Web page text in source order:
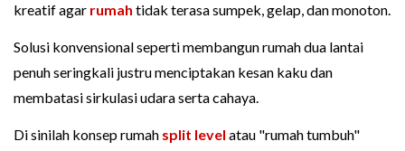
kreatif agar rumah tidak terasa sumpek, gelap, dan monoton.
Solusi konvensional seperti membangun rumah dua lantai
penuh seringkali justru menciptakan kesan kaku dan
membatasi sirkulasi udara serta cahaya.
Di sinilah konsep rumah split level atau "rumah tumbuh"